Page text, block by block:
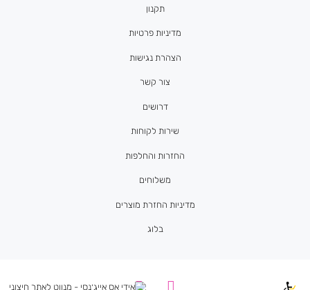
תקנון
מדיניות פרטיות
הצהרת נגישות
צור קשר
דרושים
שירות לקוחות
החזרות והחלפות
משלוחים
מדיניות החזרת מוצרים
בלוג